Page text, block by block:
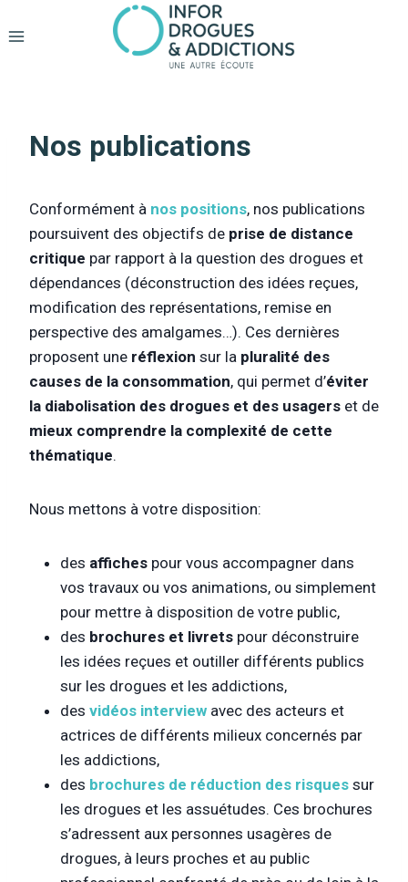
au
Nos publications
Conformément à nos positions, nos publications
poursuivent des objectifs de prise de distance
critique par rapport à la question des drogues et
dépendances (déconstruction des idées reçues,
modification des représentations, remise en
perspective des amalgames…). Ces dernières
proposent une réflexion sur la pluralité des
causes de la consommation, qui permet d’éviter
la diabolisation des drogues et des usagers et de
mieux comprendre la complexité de cette
thématique.
Nous mettons à votre disposition:
des affiches pour vous accompagner dans
vos travaux ou vos animations, ou simplement
pour mettre à disposition de votre public,
des brochures et livrets pour déconstruire
les idées reçues et outiller différents publics
sur les drogues et les addictions,
des vidéos interview avec des acteurs et
actrices de différents milieux concernés par
les addictions,
des brochures de réduction des risques sur
les drogues et les assuétudes. Ces brochures
s’adressent aux personnes usagères de
drogues, à leurs proches et au public